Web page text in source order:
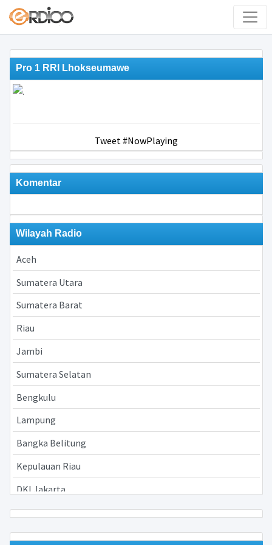
Pro 1 RRI Lhokseumawe
Tweet #NowPlaying
Komentar
Wilayah Radio
Aceh
Sumatera Utara
Sumatera Barat
Riau
Jambi
Sumatera Selatan
Bengkulu
Lampung
Bangka Belitung
Kepulauan Riau
DKI Jakarta
Jawa Barat
Jawa Tengah